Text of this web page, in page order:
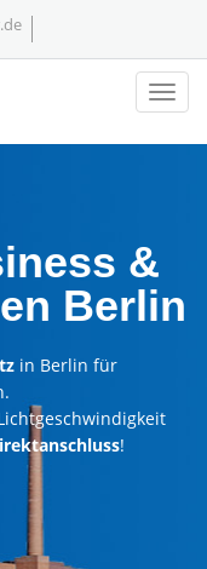
&
Berlin
in Berlin für
!